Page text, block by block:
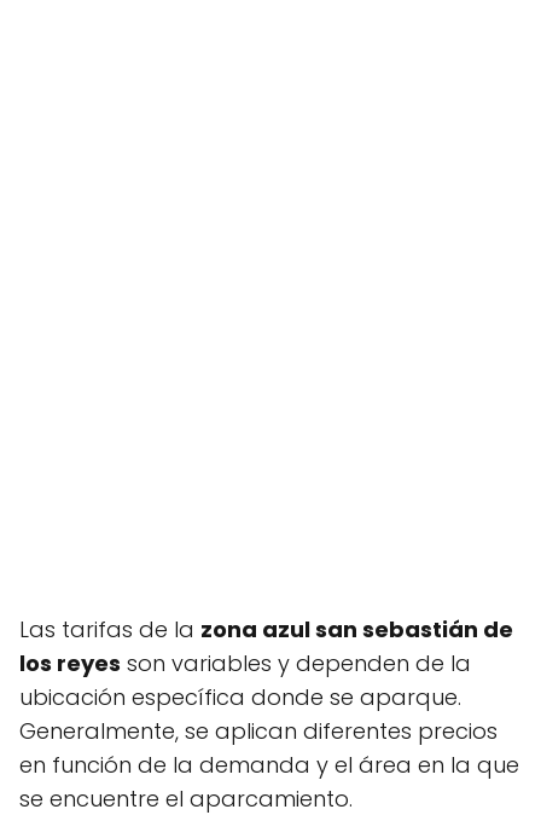
Las tarifas de la zona azul san sebastián de
los reyes son variables y dependen de la
ubicación específica donde se aparque.
Generalmente, se aplican diferentes precios
en función de la demanda y el área en la que
se encuentre el aparcamiento.